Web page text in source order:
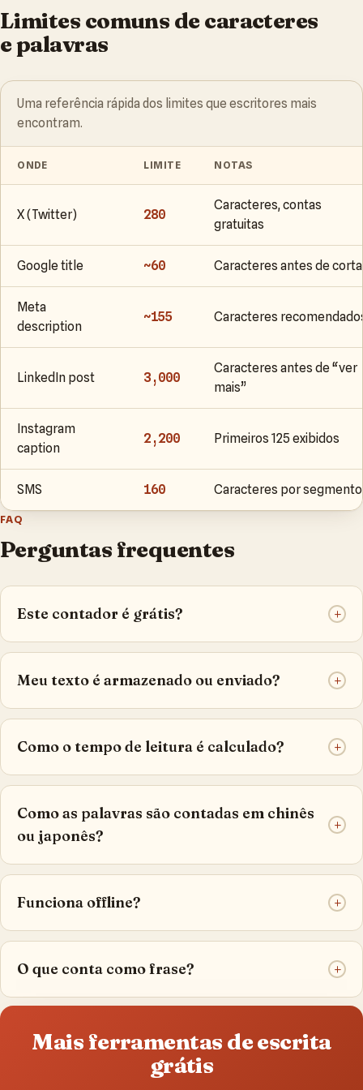
Limites comuns de caracteres
e palavras
Uma referência rápida dos limites que escritores mais
encontram.
ONDE LIMITE NOTAS
X (Twitter) 280
Caracteres, contas
gratuitas
Google title ~60 Caracteres antes de
Meta
description
~155 Caracteres
LinkedIn post 3,000
Caracteres antes de “ver
mais”
Instagram
caption
2,200 Primeiros 125 exibidos
SMS 160 Caracteres por segmento
FAQ
Perguntas frequentes
Este contador é grátis? +
Meu texto é armazenado ou enviado? +
Como o tempo de leitura é calculado? +
Como as palavras são contadas em chinês
ou japonês?
+
Funciona offline? +
O que conta como frase? +
Mais ferramentas de escrita
grátis